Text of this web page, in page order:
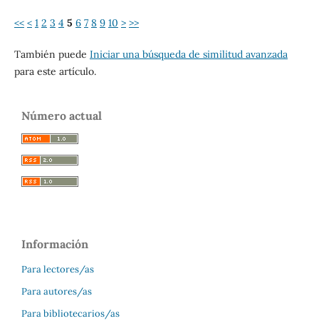
<< < 1 2 3 4 5 6 7 8 9 10 > >>
También puede Iniciar una búsqueda de similitud avanzada
para este artículo.
Número actual
Información
Para lectores/as
Para autores/as
Para bibliotecarios/as